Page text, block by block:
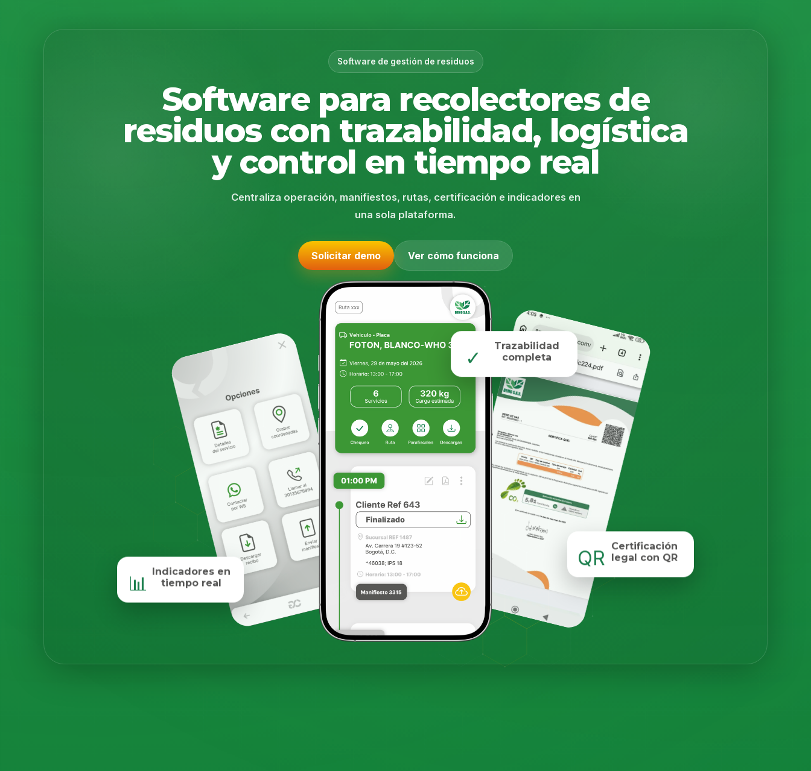
Software de gestión de residuos
Software para recolectores de
residuos con trazabilidad, logística
y control en tiempo real
Centraliza operación, manifiestos, rutas, certificación e indicadores en
una sola plataforma.
Solicitar demo Ver cómo funciona
✓
Trazabilidad
completa
📊
Indicadores en
tiempo real
QR
Certificación
legal con QR